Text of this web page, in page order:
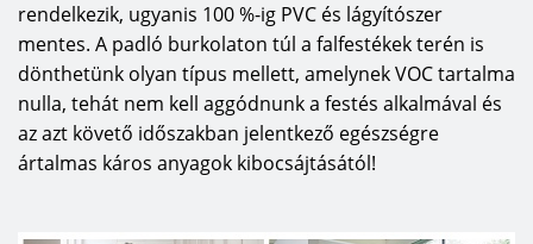
rendelkezik, ugyanis 100 %-ig PVC és lágyítószer
mentes. A padló burkolaton túl a falfestékek terén is
dönthetünk olyan típus mellett, amelynek VOC tartalma
nulla, tehát nem kell aggódnunk a festés alkalmával és
az azt követő időszakban jelentkező egészségre
ártalmas káros anyagok kibocsájtásától!